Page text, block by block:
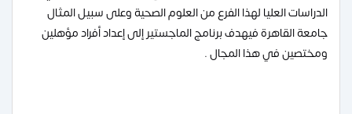
الدراسات العليا لهذا الفرع من العلوم الصحية وعلى سبيل المثال
جامعة القاهرة فيهدف برنامج الماجستير إلى إعداد أفراد مؤهلين
ومختصين في هذا المجال .